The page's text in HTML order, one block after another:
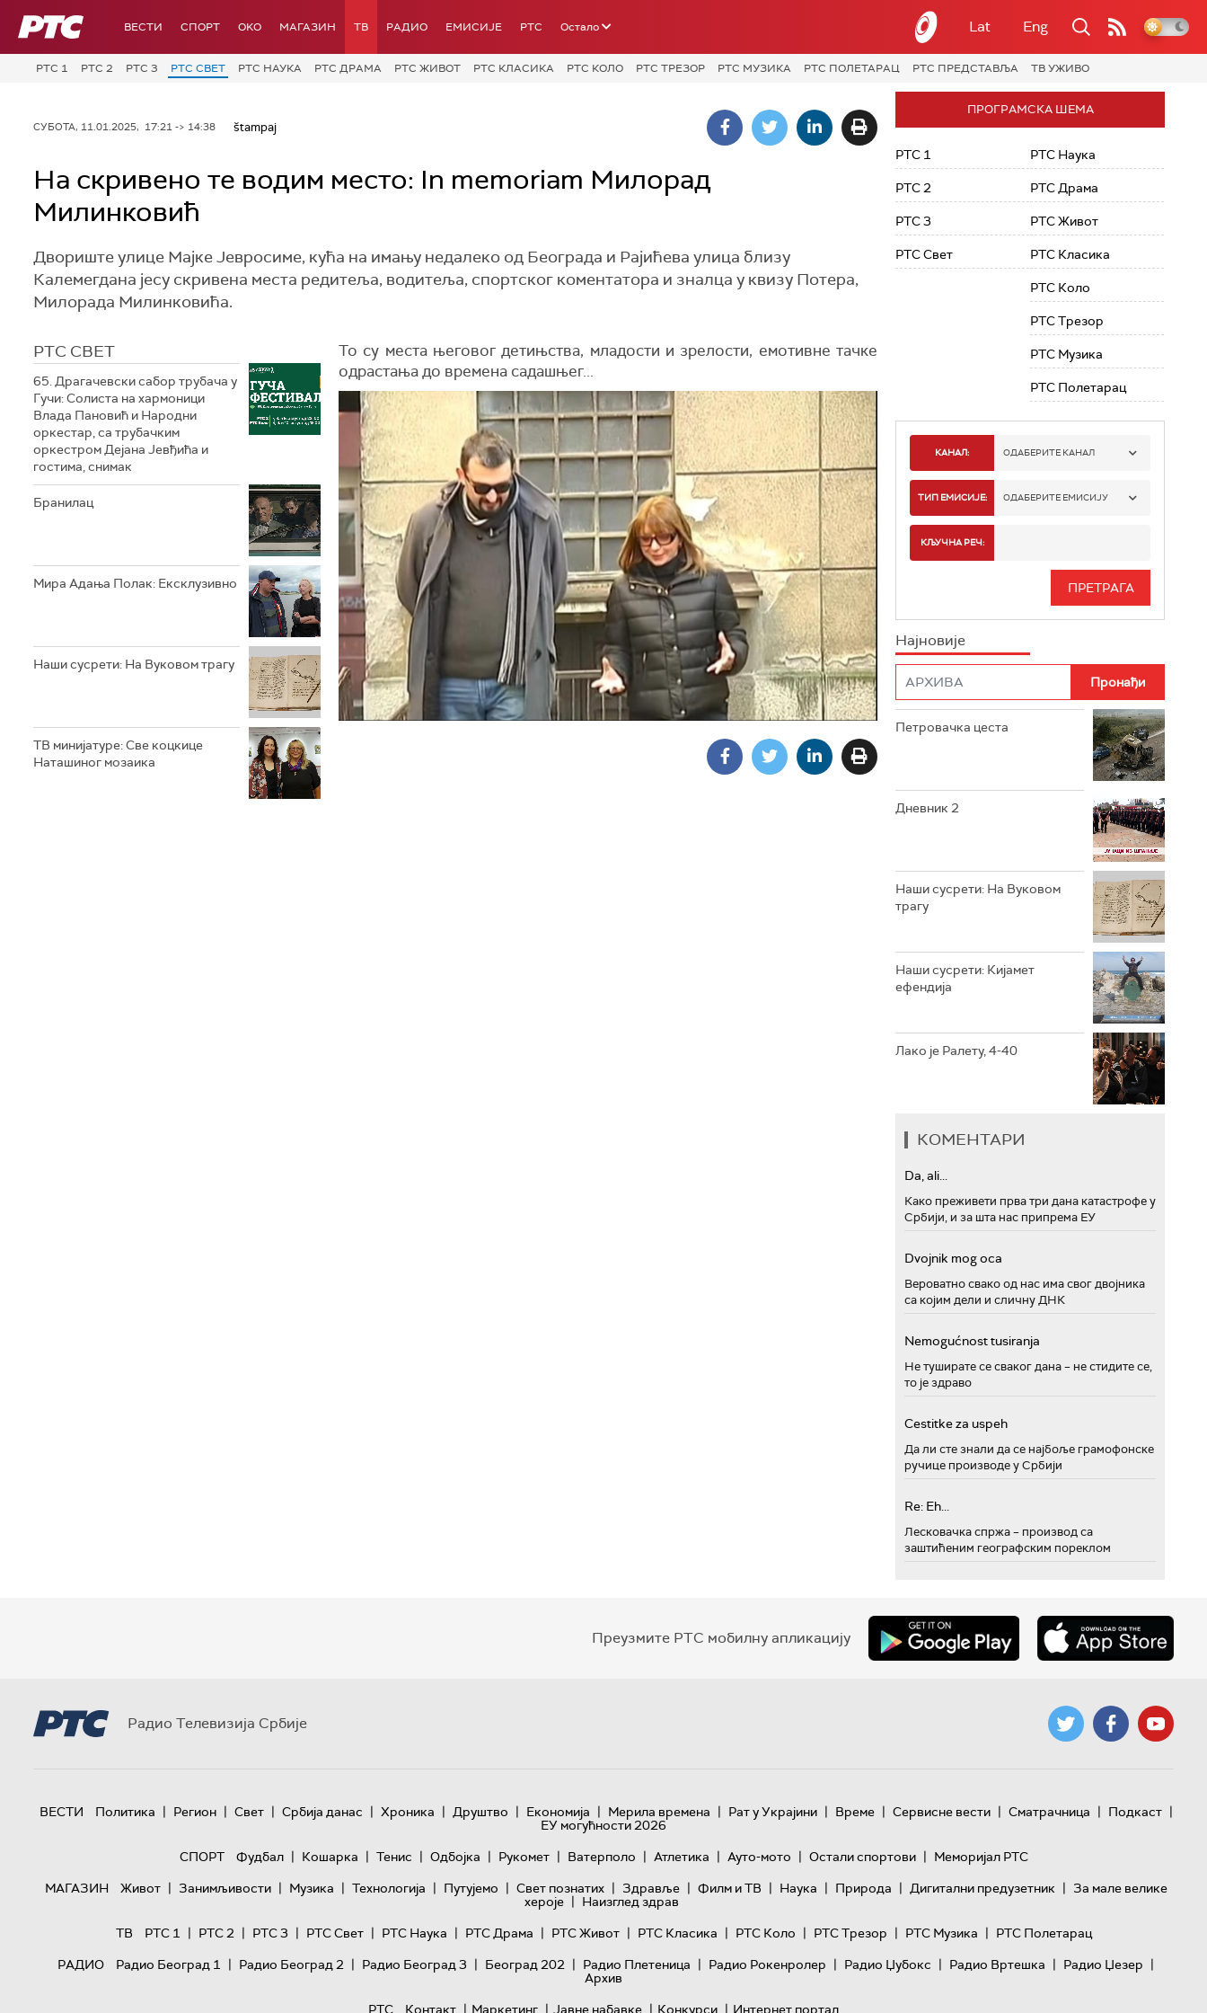
РТС ВЕСТИ СПОРТ OKO МАГАЗИН ТВ РАДИО ЕМИСИЈЕ РТС Остало Lat Eng
РТС 1 РТС 2 РТС 3 РТС СВЕТ РТС НАУКА РТС ДРАМА РТС ЖИВОТ РТС КЛАСИКА РТС КОЛО РТС ТРЕЗОР РТС МУЗИКА РТС ПОЛЕТАРАЦ РТС ПРЕДСТАВЉА ТВ УЖИВО
СУБОТА, 11.01.2025, 17:21 -> 14:38 štampaj
На скривено те водим место: In memoriam Милорад
Милинковић
Двориште улице Мајке Јевросиме, кућа на имању недалеко од Београда и Рајићева улица близу
Калемегдана јесу скривена места редитеља, водитеља, спортског коментатора и зналца у квизу Потера,
Милорада Милинковића.
РТС СВЕТ
65. Драгачевски сабор трубача у
Гучи: Солиста на хармоници
Влада Пановић и Народни
оркестар, са трубачким
оркестром Дејана Јевђића и
гостима, снимак
Бранилац
Мира Адања Полак: Ексклузивно
Наши сусрети: На Вуковом трагу
ТВ минијатуре: Све коцкице
Наташиног мозаика
То су места његовог детињства, младости и зрелости, емотивне тачке
одрастања до времена садашњег...
ПРОГРАМСКА ШЕМА
РТС 1
РТС 2
РТС 3
РТС Свет
РТС Наука
РТС Драма
РТС Живот
РТС Класика
РТС Коло
РТС Трезор
РТС Музика
РТС Полетарац
КАНАЛ: ОДАБЕРИТЕ КАНАЛ
РТС 1
РТС 3
РТС КЛАСИКА
РТС ТРЕЗОР
РТС МУЗИКА
РТС ПОЛЕТАРАЦ
ТИП ЕМИСИЈЕ: ОДАБЕРИТЕ ЕМИСИЈУ
КЉУЧНА РЕЧ:
Најновије
Петровачка цеста
Дневник 2
Наши сусрети: На Вуковом
трагу
Наши сусрети: Кијамет
ефендија
Лако је Ралету, 4-40
КОМЕНТАРИ
Da, ali...
Како преживети прва три дана катастрофе у
Србији, и за шта нас припрема ЕУ
Dvojnik mog oca
Вероватно свако од нас има свог двојника
са којим дели и сличну ДНК
Nemogućnost tusiranja
Не туширате се сваког дана – не стидите се,
то је здраво
Cestitke za uspeh
Да ли сте знали да се најбоље грамофонске
ручице производе у Србији
Re: Eh...
Лесковачка спржа – производ са
заштићеним географским пореклом
Преузмите РТС мобилну апликацију
Радио Телевизија Србије
ВЕСТИ Политика | Регион | Свет | Србија данас | Хроника | Друштво | Економија | Мерила времена | Рат у Украјини | Време | Сервисне вести | Сматрачница | Подкаст |
ЕУ могућности 2026
СПОРТ
Фудбал | Кошарка | Тенис | Одбојка | Рукомет | Ватерполо | Атлетика | Ауто-мото | Остали спортови | Меморијал РТС
МАГАЗИН
Живот | Занимљивости | Музика | Технологијa | Путујемо | Свет познатих | Здравље | Филм и ТВ | Наука | Природа | Дигитални предузетник | За мале велике
хероје | Наизглед здрав
ТВ
РТС 1 | РТС 2 | РТС 3 | РТС Свет | РТС Наука | РТС Драма | РТС Живот | РТС Класика | РТС Коло | РТС Трезор | РТС Музика | РТС Полетарац
РАДИО
Радио Београд 1 | Радио Београд 2 | Радио Београд 3 | Београд 202 | Радио Плетеница | Радио Рокенролер | Радио Џубокс | Радио Вртешка | Радио Џезер |
Архив
РТС
Контакт | Маркетинг | Јавне набавке | Конкурси | Интернет портал